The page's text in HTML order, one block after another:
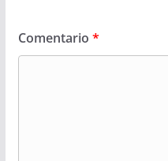
Comentario *